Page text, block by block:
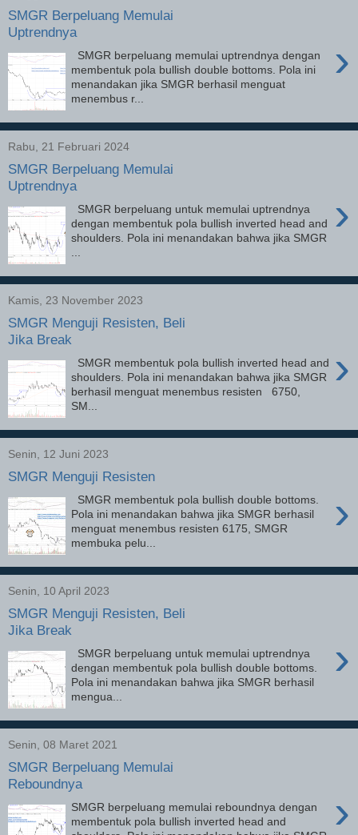
SMGR Berpeluang Memulai
Uptrendnya
›
SMGR berpeluang memulai uptrendnya dengan
membentuk pola bullish double bottoms. Pola ini
menandakan jika SMGR berhasil menguat
menembus r...
Rabu, 21 Februari 2024
SMGR Berpeluang Memulai
Uptrendnya
›
SMGR berpeluang untuk memulai uptrendnya
dengan membentuk pola bullish inverted head and
shoulders. Pola ini menandakan bahwa jika SMGR
Kamis, 23 November 2023
SMGR Menguji Resisten, Beli
Jika Break
›
SMGR membentuk pola bullish inverted head and
shoulders. Pola ini menandakan bahwa jika SMGR
berhasil menguat menembus resisten 6750,
SM...
Senin, 12 Juni 2023
SMGR Menguji Resisten
›
SMGR membentuk pola bullish double bottoms.
Pola ini menandakan bahwa jika SMGR berhasil
menguat menembus resisten 6175, SMGR
membuka pelu...
Senin, 10 April 2023
SMGR Menguji Resisten, Beli
Jika Break
›
SMGR berpeluang untuk memulai uptrendnya
dengan membentuk pola bullish double bottoms.
Pola ini menandakan bahwa jika SMGR berhasil
mengua...
Senin, 08 Maret 2021
SMGR Berpeluang Memulai
Reboundnya
›
SMGR berpeluang memulai reboundnya dengan
membentuk pola bullish inverted head and